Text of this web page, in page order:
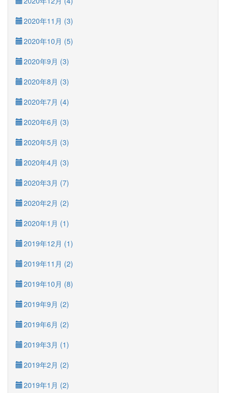
2020年11月 (3)
2020年10月 (5)
2020年9月 (3)
2020年8月 (3)
2020年7月 (4)
2020年6月 (3)
2020年5月 (3)
2020年4月 (3)
2020年3月 (7)
2020年2月 (2)
2020年1月 (1)
2019年12月 (1)
2019年11月 (2)
2019年10月 (8)
2019年9月 (2)
2019年6月 (2)
2019年3月 (1)
2019年2月 (2)
2019年1月 (2)